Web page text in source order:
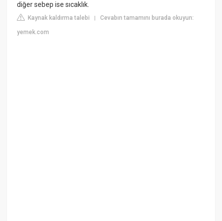
diğer sebep ise sıcaklık.
Kaynak kaldırma talebi |Cevabın tamamını burada okuyun:
yemek.com